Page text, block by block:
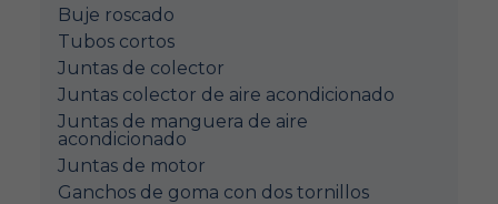
Buje roscado
Tubos cortos
Juntas de colector
Juntas colector de aire acondicionado
Juntas de manguera de aire
acondicionado
Juntas de motor
Ganchos de goma con dos tornillos